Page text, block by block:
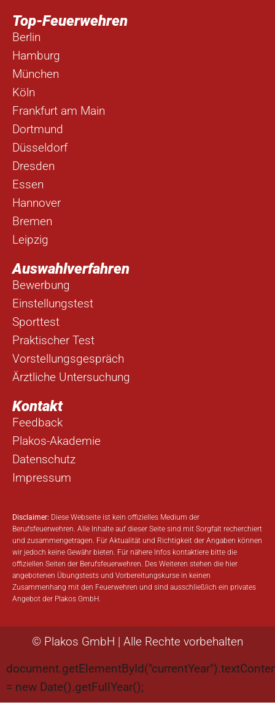
Top-Feuerwehren
Berlin
Hamburg
München
Köln
Frankfurt am Main
Dortmund
Düsseldorf
Dresden
Essen
Hannover
Bremen
Leipzig
Auswahlverfahren
Bewerbung
Einstellungstest
Sporttest
Praktischer Test
Vorstellungsgespräch
Ärztliche Untersuchung
Kontakt
Feedback
Plakos-Akademie
Datenschutz
Impressum
Disclaimer: Diese Webseite ist kein offizielles Medium der
Berufsfeuerwehren. Alle Inhalte auf dieser Seite sind mit Sorgfalt recherchiert
und zusammengetragen. Für Aktualität und Richtigkeit der Angaben können
wir jedoch keine Gewähr bieten. Für nähere Infos kontaktiere bitte die
offiziellen Seiten der Berufsfeuerwehren. Des Weiteren stehen die hier
angebotenen Übungstests und Vorbereitungskurse in keinen
Zusammenhang mit den Feuerwehren und sind ausschließlich ein privates
Angebot der Plakos GmbH.
© Plakos GmbH | Alle Rechte vorbehalten
= new Date().getFullYear();